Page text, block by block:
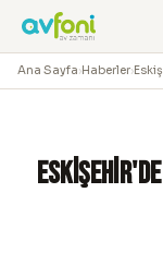
Ana Sayfa›Haberler›